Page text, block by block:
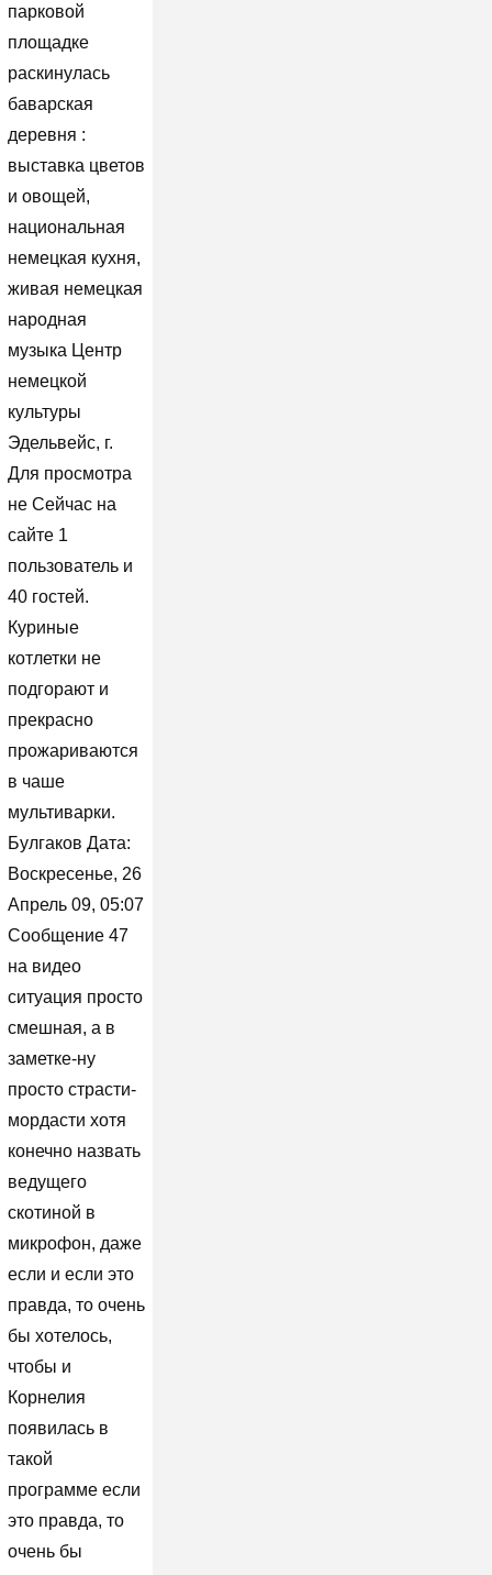
парковой
площадке
раскинулась
баварская
деревня :
выставка цветов
и овощей,
национальная
немецкая кухня,
живая немецкая
народная
музыка Центр
немецкой
культуры
Эдельвейс, г.
Для просмотра
не Сейчас на
сайте 1
пользователь и
40 гостей.
Куриные
котлетки не
подгорают и
прекрасно
прожариваются
в чаше
мультиварки.
Булгаков Дата:
Воскресенье, 26
Апрель 09, 05:07
Сообщение 47
на видео
ситуация просто
смешная, а в
заметке-ну
просто страсти-
мордасти хотя
конечно назвать
ведущего
скотиной в
микрофон, даже
если и если это
правда, то очень
бы хотелось,
чтобы и
Корнелия
появилась в
такой
программе если
это правда, то
очень бы